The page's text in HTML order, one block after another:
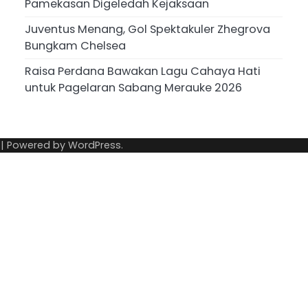
Pamekasan Digeledah Kejaksaan
Juventus Menang, Gol Spektakuler Zhegrova
Bungkam Chelsea
Raisa Perdana Bawakan Lagu Cahaya Hati
untuk Pagelaran Sabang Merauke 2026
| Powered by WordPress.